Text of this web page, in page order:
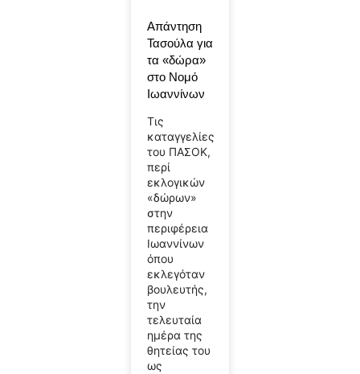
Απάντηση
Τασούλα για
τα «δώρα»
στο Νομό
Ιωαννίνων
Τις
καταγγελίες
του ΠΑΣΟΚ,
περί
εκλογικών
«δώρων»
στην
περιφέρεια
Ιωαννίνων
όπου
εκλεγόταν
βουλευτής,
την
τελευταία
ημέρα της
θητείας του
ως